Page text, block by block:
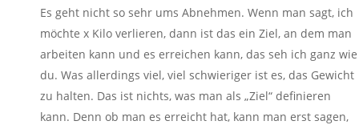
Es geht nicht so sehr ums Abnehmen. Wenn man sagt, ich
möchte x Kilo verlieren, dann ist das ein Ziel, an dem man
arbeiten kann und es erreichen kann, das seh ich ganz wie
du. Was allerdings viel, viel schwieriger ist es, das Gewicht
zu halten. Das ist nichts, was man als „Ziel“ definieren
kann. Denn ob man es erreicht hat, kann man erst sagen,